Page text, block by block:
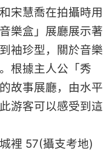
宋慧喬在拍攝時用
樂盒」展廳展示著
袖珍型，關於音樂
根據主人公「秀
故事展廳，由水平
游客可以感受到這
裡 57(攝支考地)